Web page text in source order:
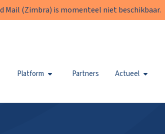
Mail (Zimbra) is momenteel niet beschikbaar.
Platform Partners Actueel